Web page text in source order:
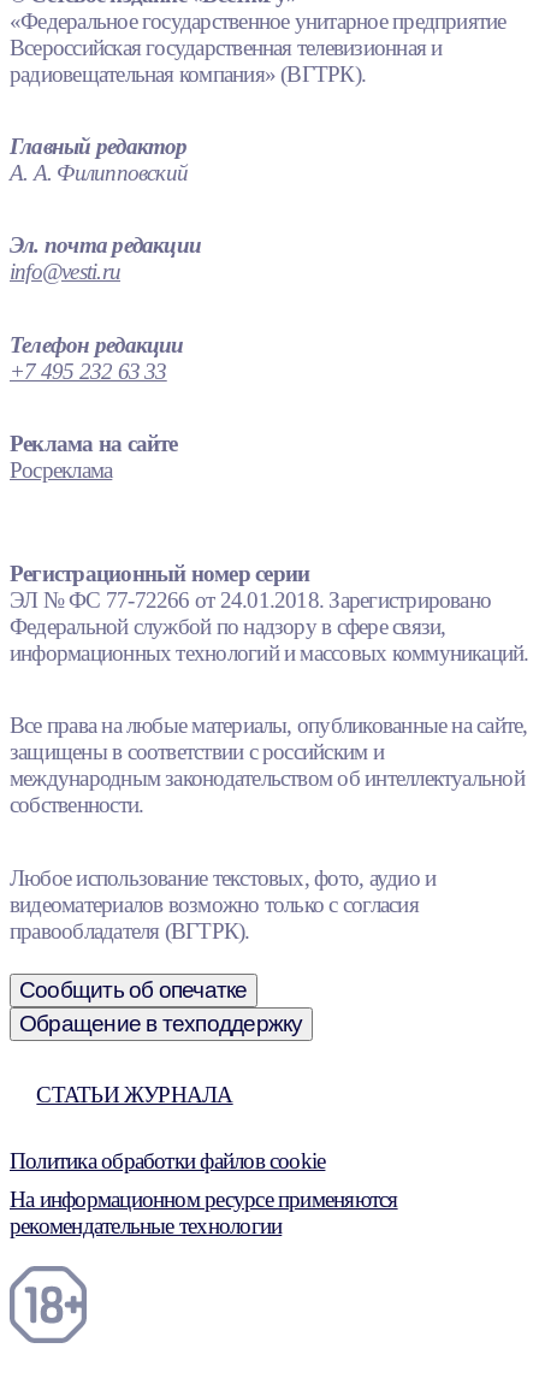
«Федеральное государственное унитарное предприятие
Всероссийская государственная телевизионная и
радиовещательная компания» (ВГТРК).
Главный редактор
А. А. Филипповский
Эл. почта редакции
info@vesti.ru
Телефон редакции
+7 495 232 63 33
Реклама на сайте
Росреклама
Регистрационный номер серии
ЭЛ № ФС 77-72266 от 24.01.2018. Зарегистрировано
Федеральной службой по надзору в сфере связи,
информационных технологий и массовых коммуникаций.
Все права на любые материалы, опубликованные на сайте,
защищены в соответствии с российским и
международным законодательством об интеллектуальной
собственности.
Любое использование текстовых, фото, аудио и
видеоматериалов возможно только с согласия
правообладателя (ВГТРК).
Сообщить об опечатке
Обращение в техподдержку
СТАТЬИ ЖУРНАЛА
Политика обработки файлов cookie
На информационном ресурсе применяются
рекомендательные технологии